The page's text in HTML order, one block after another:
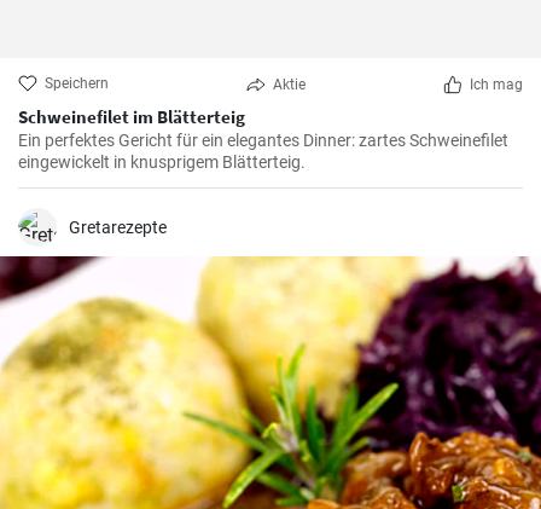
Speichern Aktie Ich mag
Schweinefilet im Blätterteig
Ein perfektes Gericht für ein elegantes Dinner: zartes Schweinefilet
eingewickelt in knusprigem Blätterteig.
Gretarezepte